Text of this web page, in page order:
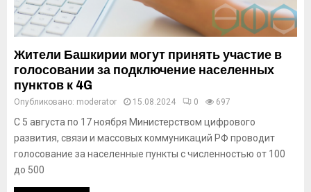
Жители Башкирии могут принять участие в
голосовании за подключение населенных
пунктов к 4G
Опубликовано: moderator 15.08.2024 0 697
С 5 августа по 17 ноября Министерством цифрового
развития, связи и массовых коммуникаций РФ проводит
голосование за населенные пункты с численностью от 100
до 500